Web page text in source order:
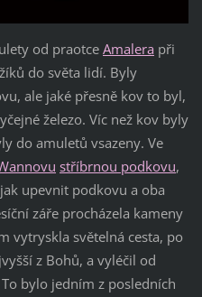
od praotceAmalera při
do světa lidí. Byly
ale jaké přesně kov to byl,
železo. Víc než kov byly
do amuletů vsazeny. Ve
stříbrnou podkovu,
upevnit podkovu a oba
záře procházela kameny
vytryskla světelná cesta, po
z Bohů, a vyléčil od
To bylo jedním z posledních